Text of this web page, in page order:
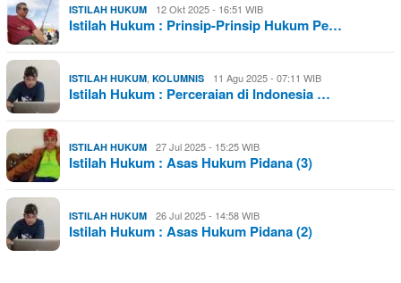
ISTILAH HUKUM 12 Okt 2025 - 16:51 WIB
Istilah Hukum : Prinsip-Prinsip Hukum Pe…
ISTILAH HUKUM KOLUMNIS 11 Agu 2025 - 07:11 WIB
Istilah Hukum : Perceraian di Indonesia …
ISTILAH HUKUM 27 Jul 2025 - 15:25 WIB
Istilah Hukum : Asas Hukum Pidana (3)
ISTILAH HUKUM 26 Jul 2025 - 14:58 WIB
Istilah Hukum : Asas Hukum Pidana (2)